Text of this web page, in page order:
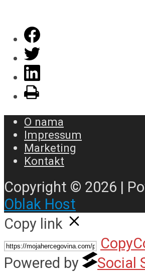
O nama
Impressum
Marketing
Kontakt
Copyright © 2026 |
Oblak Host
Copy link
Copy
Powered by
Social